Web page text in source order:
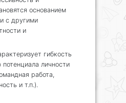
основанием
с другими
и
гибкость
личности
работа,
и т.п.).